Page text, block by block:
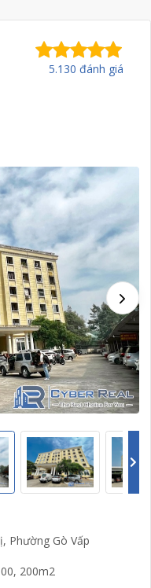
5.130 đánh giá
Phường Gò Vấp
200m2